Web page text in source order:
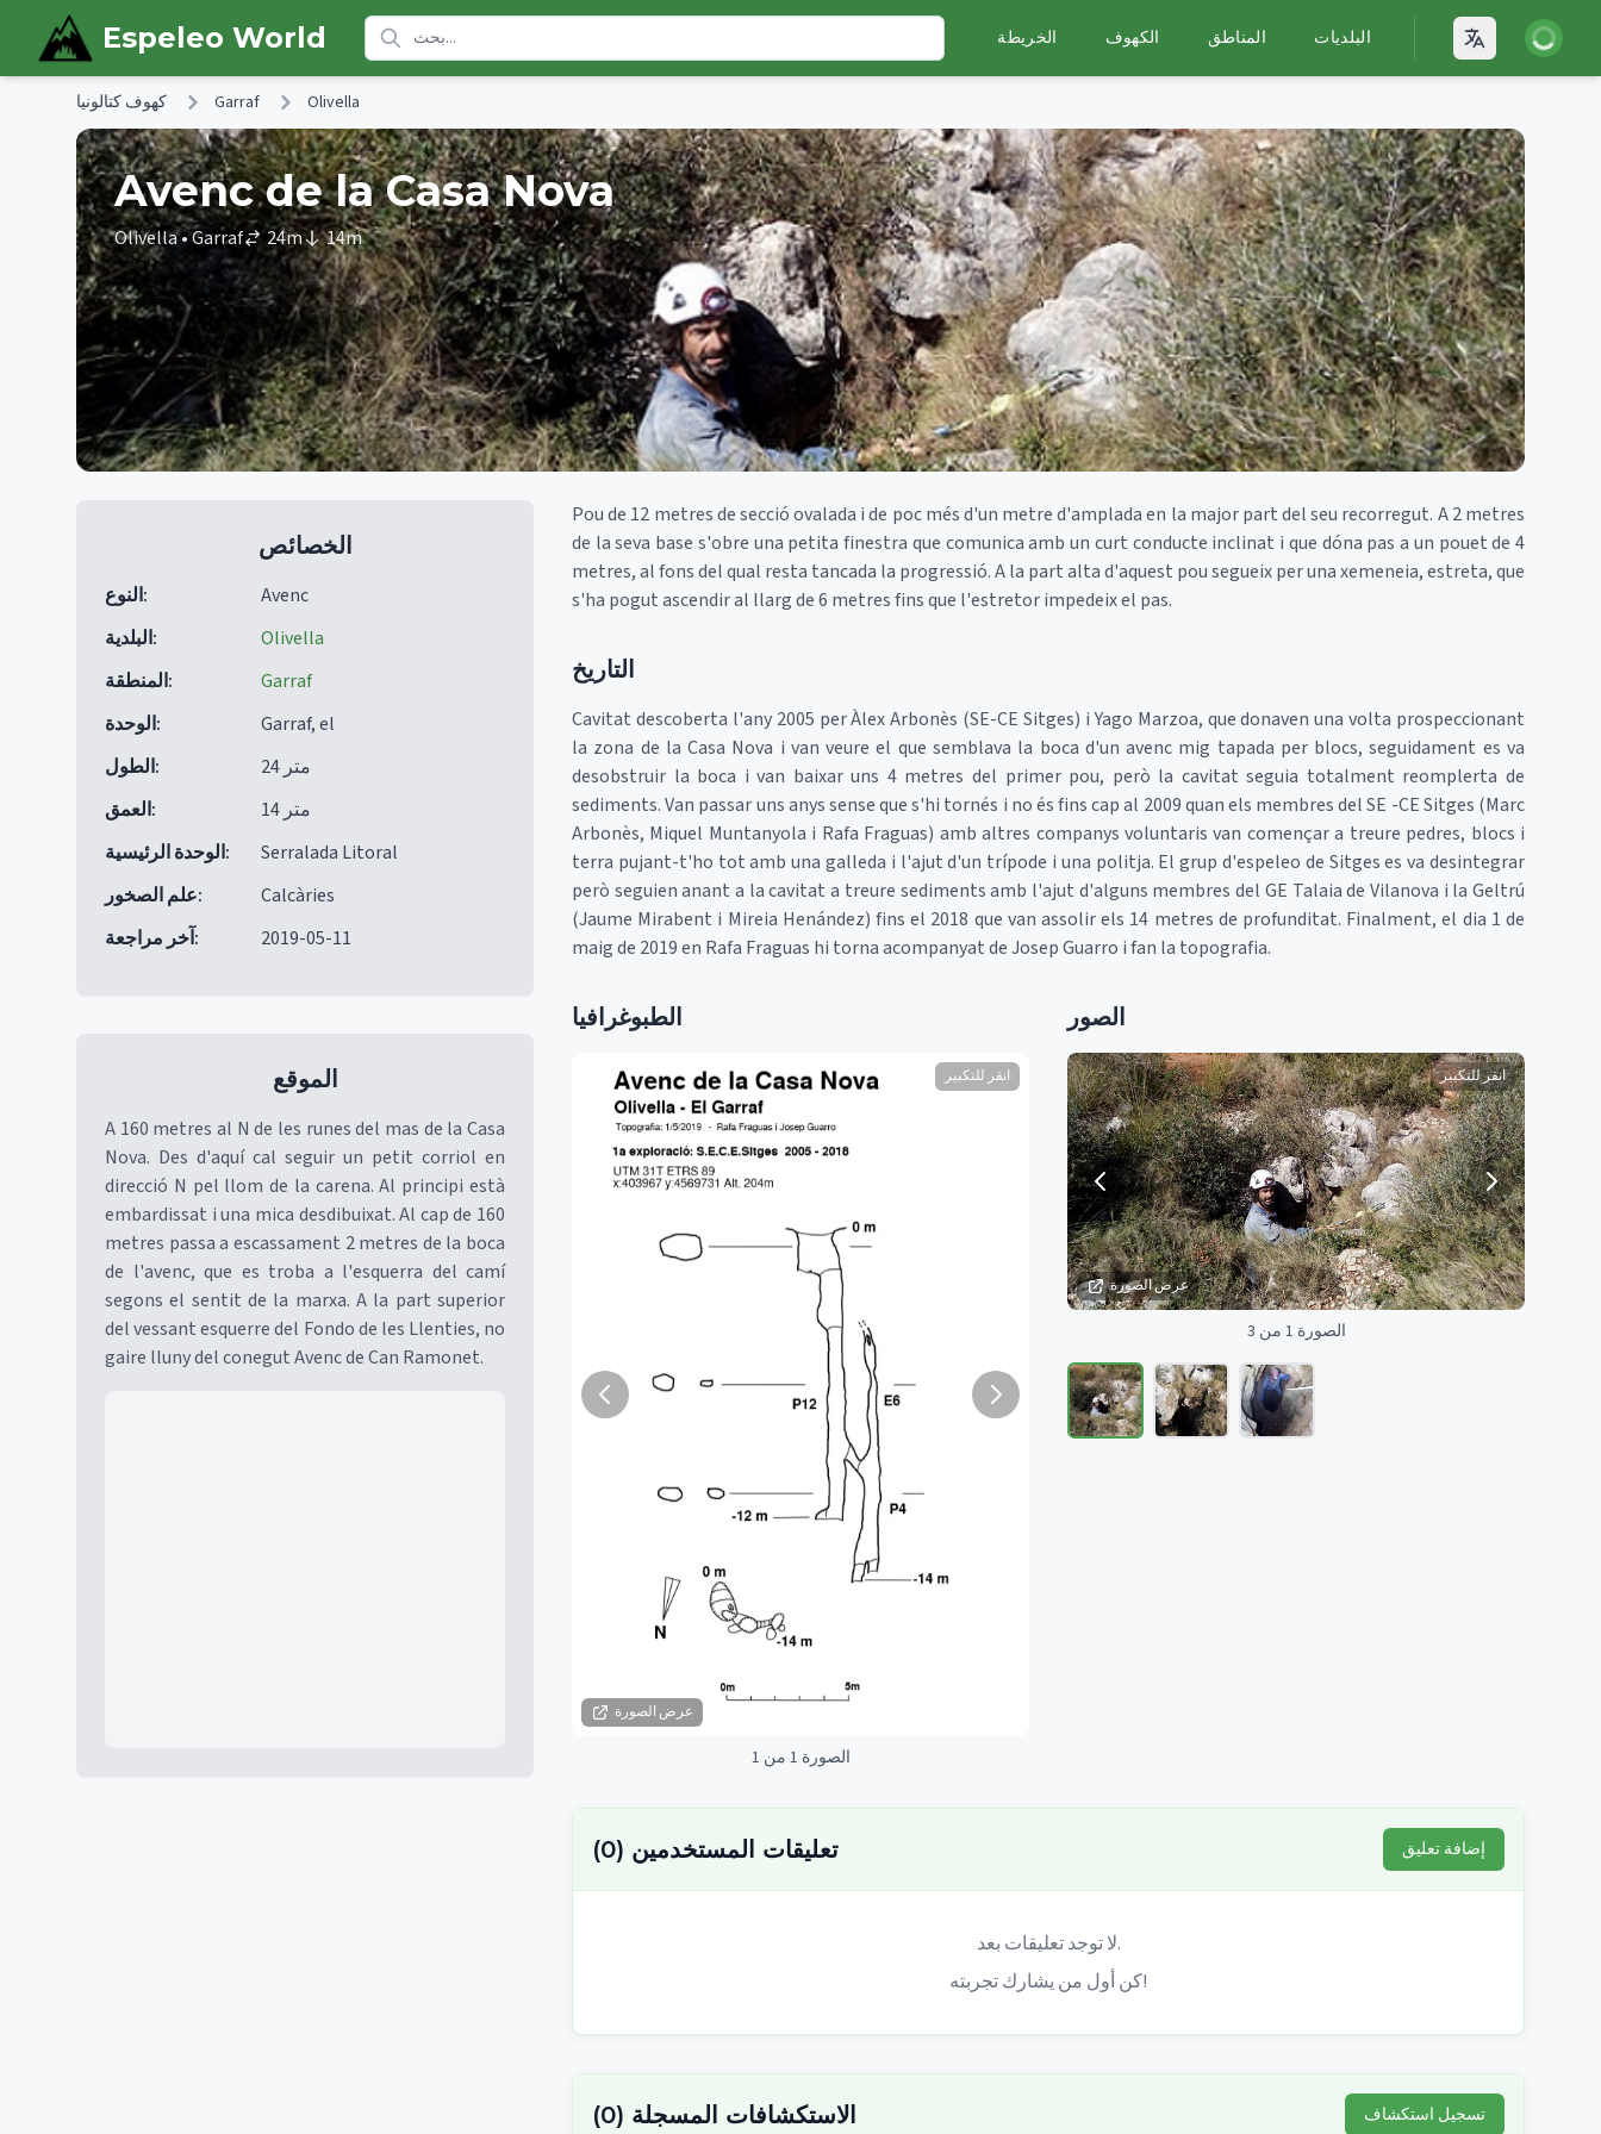
Skip to main content
Espeleo World الخريطة الكهوف المناطق البلديات Open
الدخول
كهوف كتالونيا Garraf Olivella
Avenc de la Casa Nova
Olivella• Garraf 24m 14m
الخصائص
النوع:
Avenc
البلدية:
Olivella
المنطقة:
Garraf
الوحدة:
Garraf, el
الطول:
24 متر
العمق:
14 متر
الوحدة الرئيسية:
Serralada Litoral
علم الصخور:
Calcàries
آخر مراجعة: 2019-05-11
الموقع
A 160 metres al N de les runes del mas de la Casa
Nova. Des d'aquí cal seguir un petit corriol en
direcció N pel llom de la carena. Al principi està
embardissat i una mica desdibuixat. Al cap de 160
metres passa a escassament 2 metres de la boca
de l'avenc, que es troba a l'esquerra del camí
segons el sentit de la marxa. A la part superior
del vessant esquerre del Fondo de les Llenties, no
gaire lluny del conegut Avenc de Can Ramonet.
Pou de 12 metres de secció ovalada i de poc més d'un metre d'amplada en la major part del seu recorregut. A 2 metres
de la seva base s'obre una petita finestra que comunica amb un curt conducte inclinat i que dóna pas a un pouet de 4
metres, al fons del qual resta tancada la progressió. A la part alta d'aquest pou segueix per una xemeneia, estreta, que
s'ha pogut ascendir al llarg de 6 metres fins que l'estretor impedeix el pas.
التاريخ
Cavitat descoberta l'any 2005 per Àlex Arbonès (SE-CE Sitges) i Yago Marzoa, que donaven una volta prospeccionant
la zona de la Casa Nova i van veure el que semblava la boca d'un avenc mig tapada per blocs, seguidament es va
desobstruir la boca i van baixar uns 4 metres del primer pou, però la cavitat seguia totalment reomplerta de
sediments. Van passar uns anys sense que s'hi tornés i no és fins cap al 2009 quan els membres del SE -CE Sitges (Marc
Arbonès, Miquel Muntanyola i Rafa Fraguas) amb altres companys voluntaris van començar a treure pedres, blocs i
terra pujant-t'ho tot amb una galleda i l'ajut d'un trípode i una politja. El grup d'espeleo de Sitges es va desintegrar
però seguien anant a la cavitat a treure sediments amb l'ajut d'alguns membres del GE Talaia de Vilanova i la Geltrú
(Jaume Mirabent i Mireia Henández) fins el 2018 que van assolir els 14 metres de profunditat. Finalment, el dia 1 de
maig de 2019 en Rafa Fraguas hi torna acompanyat de Josep Guarro i fan la topografia.
الطبوغرافيا
عرض الصورة
انقر للتكبير
الصورة 1 من 1
الصور
عرض الصورة
انقر للتكبير
الصورة 1 من 3
تعليقات المستخدمين (
0
) إضافة تعليق
لا توجد تعليقات بعد.
كن أول من يشارك تجربته!
الاستكشافات المسجلة (
0
) تسجيل استكشاف